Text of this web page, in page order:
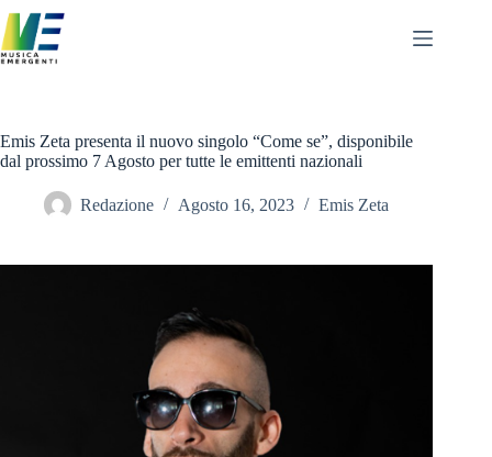
al
contenuto
Emis Zeta presenta il nuovo singolo “Come se”, disponibile
dal prossimo 7 Agosto per tutte le emittenti nazionali
Redazione Agosto 16, 2023 Emis Zeta